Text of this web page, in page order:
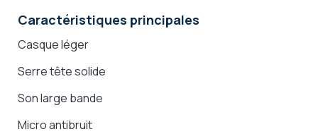
Caractéristiques principales
Casque léger
Serre tête solide
Son large bande
Micro antibruit